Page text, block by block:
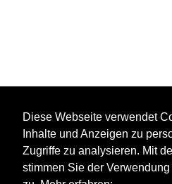
Diese Webseite verwendet
Inhalte und Anzeigen zu
Zugriffe zu analysieren. Mit
stimmen Sie der